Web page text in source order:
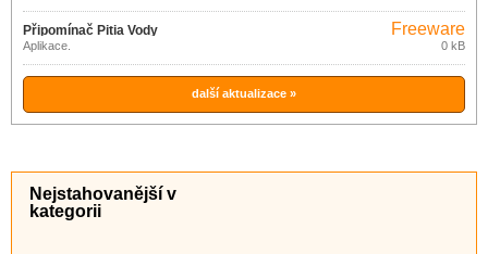
Připomínač Pitia Vody
Aplikace.
Freeware
0 kB
další aktualizace »
Nejstahovanější v
kategorii